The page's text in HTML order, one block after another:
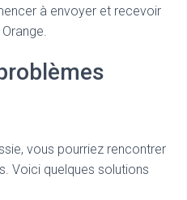
à envoyer et recevoir
vous pourriez rencontrer
Voici quelques solutions